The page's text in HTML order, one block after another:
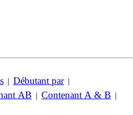
| Débutant par|
AB | Contenant A & B |